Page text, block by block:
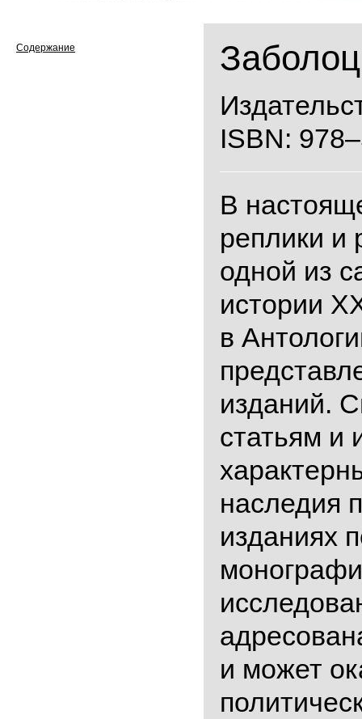
Содержание
ISBN:
В
реплики и
одной из
истории
в
изданий.
статьям и
наследия
изданиях
и может